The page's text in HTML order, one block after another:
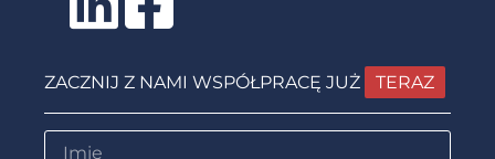
ZACZNIJ Z NAMI WSPÓŁPRACĘ JUŻ TERAZ